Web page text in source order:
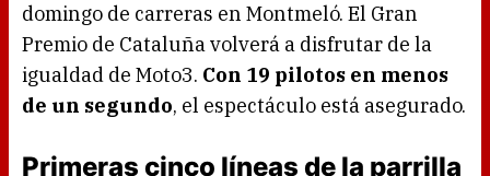
domingo de carreras en Montmeló. El Gran
Premio de Cataluña volverá a disfrutar de la
igualdad de Moto3. Con 19 pilotos en menos
de un segundo, el espectáculo está asegurado.
Primeras cinco líneas de la parrilla